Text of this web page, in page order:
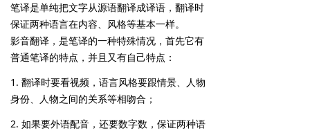
笔译是单纯把文字从源语翻译成译语，翻译时
保证两种语言在内容、风格等基本一样。
影音翻译，是笔译的一种特殊情况，首先它有
普通笔译的特点，并且又有自己特点：
1. 翻译时要看视频，语言风格要跟情景、人物
身份、人物之间的关系等相吻合；
2. 如果要外语配音，还要数字数，保证两种语